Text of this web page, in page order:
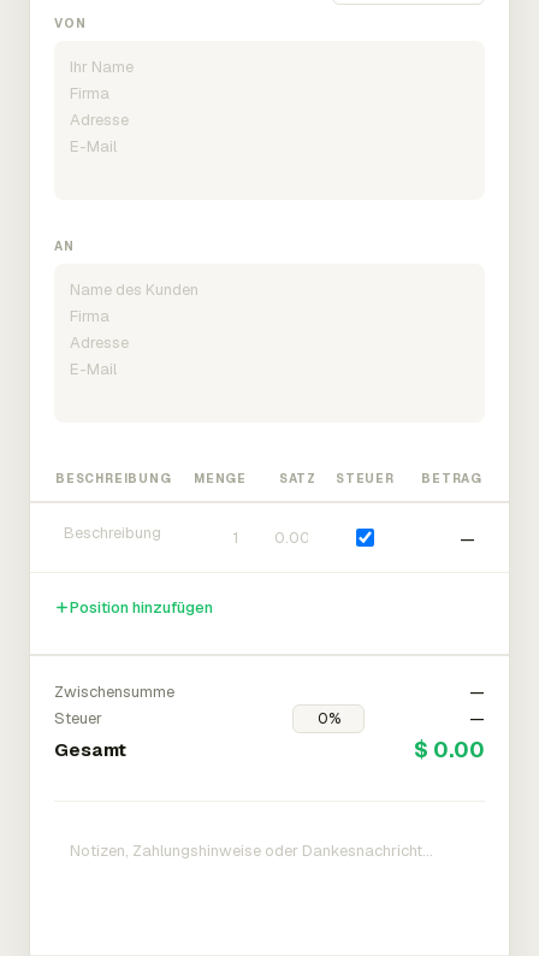
VON
AN
BESCHREIBUNG MENGE SATZ STEUER BETRAG
—
Position hinzufügen
Zwischensumme
—
Steuer
—
Gesamt $ 0.00